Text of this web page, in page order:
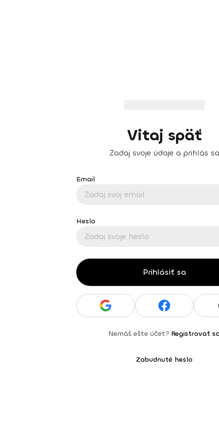
Vitaj späť
Zadaj svoje údaje a prihlás sa
Email
Heslo
Prihlásiť sa
Nemáš ešte účet? Registrovať
Zabudnuté heslo